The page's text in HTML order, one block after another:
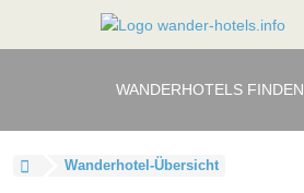
WANDERHOTELS FINDEN
Wanderhotel-Übersicht